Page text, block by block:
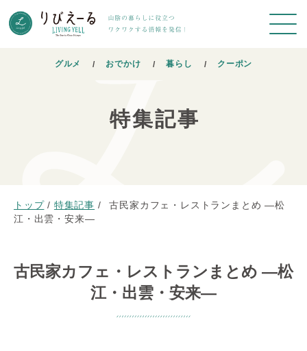
グルメ おでかけ 暮らし クーポン
特集記事
トップ / 特集記事 /
古民家カフェ・レストランまとめ ―松
江・出雲・安来―
古民家カフェ・レストランまとめ ―松
江・出雲・安来―